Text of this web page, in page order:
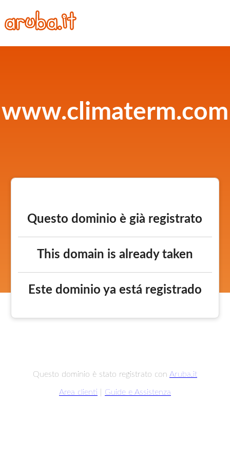
www.climaterm.com
Questo dominio è già registrato
This domain is already taken
Este dominio ya está registrado
Questo dominio è stato registrato con Aruba.it
Area clienti Guide e Assistenza